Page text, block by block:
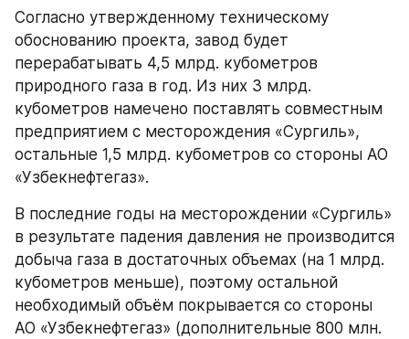
Согласно утвержденному техническому
обоснованию проекта, завод будет
перерабатывать 4,5 млрд. кубометров
природного газа в год. Из них 3 млрд.
кубометров намечено поставлять совместным
предприятием с месторождения «Сургиль»,
остальные 1,5 млрд. кубометров со стороны АО
«Узбекнефтегаз».
В последние годы на месторождении «Сургиль»
в результате падения давления не производится
добыча газа в достаточных объемах (на 1 млрд.
кубометров меньше), поэтому остальной
необходимый объём покрывается со стороны
АО «Узбекнефтегаз» (дополнительные 800 млн.